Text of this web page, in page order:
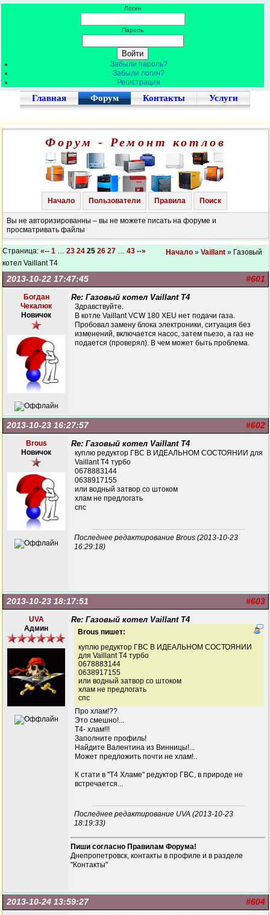
Логин
Пароль
Забыли пароль?
Забыли логин?
Регистрация
Главная Форум Контакты Услуги
Форум - Ремонт котлов
Начало Пользователи Правила Поиск
Вы не авторизированны – вы не можете писать на форуме и
просматривать файлы
Страница: «-- 1 … 23 24 25 26 27 … 43 --» Начало » Vaillant » Газовый
котел Vaillant T4
#601
2013-10-22 17:47:45
Богдан
Чекалюк
Новичок
Re: Газовый котел Vaillant T4
Здравствуйте.
В котле Vaillant VCW 180 XEU нет подачи газа.
Пробовал замену блока электроники, ситуация без
изменений, включается насос, затем пьезо, а газ не
подается (проверял). В чем может быть проблема.
#602
2013-10-23 16:27:57
Brous
Новичок
Re: Газовый котел Vaillant T4
куплю редуктор ГВС В ИДЕАЛЬНОМ СОСТОЯНИИ для
Vaillant T4 турбо
0678883144
0638917155
или водный затвор со штоком
хлам не предлогать
спс
Последнее редактирование Brous (2013-10-23
16:29:18)
#603
2013-10-23 18:17:51
UVA
Админ
Re: Газовый котел Vaillant T4
Brous пишет:
куплю редуктор ГВС В ИДЕАЛЬНОМ СОСТОЯНИИ
для Vaillant T4 турбо
0678883144
0638917155
или водный затвор со штоком
хлам не предлогать
спс
Про хлам!??
Это смешно!...
Т4- хлам!!!
Заполните профиль!
Найдите Валентина из Винницы!...
Может предложить почти не хлам!..
К стати в "Т4 Хламе" редуктор ГВС, в природе не
встречается...
Последнее редактирование UVA (2013-10-23
18:19:33)
Пиши согласно Правилам Форума!
Днепропетровск, контакты в профиле и в разделе
"Контакты"
#604
2013-10-24 13:59:27